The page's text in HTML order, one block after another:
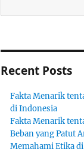
Recent Posts
Fakta Menarik
di Indonesia
Fakta Menarik
Beban yang Patut
Memahami Etika